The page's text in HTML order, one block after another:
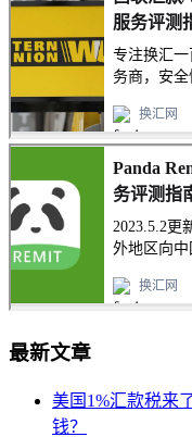
最新文章
美国1%汇款税来
钱？